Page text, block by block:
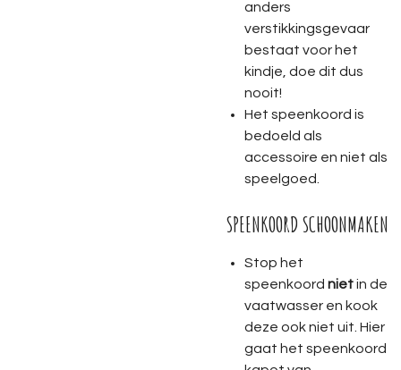
anders
verstikkingsgevaar
bestaat voor het
kindje, doe dit dus
nooit!
Het speenkoord is
bedoeld als
accessoire en niet als
speelgoed.
SPEENKOORD SCHOONMAKEN
Stop het
speenkoord nietin de
vaatwasser en kook
deze ook niet uit. Hier
gaat het speenkoord